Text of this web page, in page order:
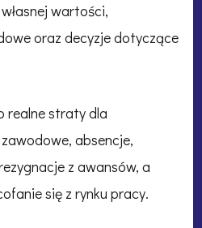
wartości,
oraz decyzje dotyczące
realne straty dla
absencje,
z awansów, a
się z rynku pracy.